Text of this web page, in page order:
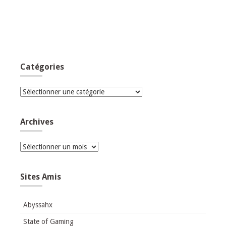
Catégories
Catégories
Archives
Archives
Sites Amis
Abyssahx
State of Gaming